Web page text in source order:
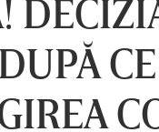
SÂMBĂTĂ 08 AUG, 21:30